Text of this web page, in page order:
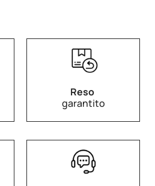
Reso
garantito